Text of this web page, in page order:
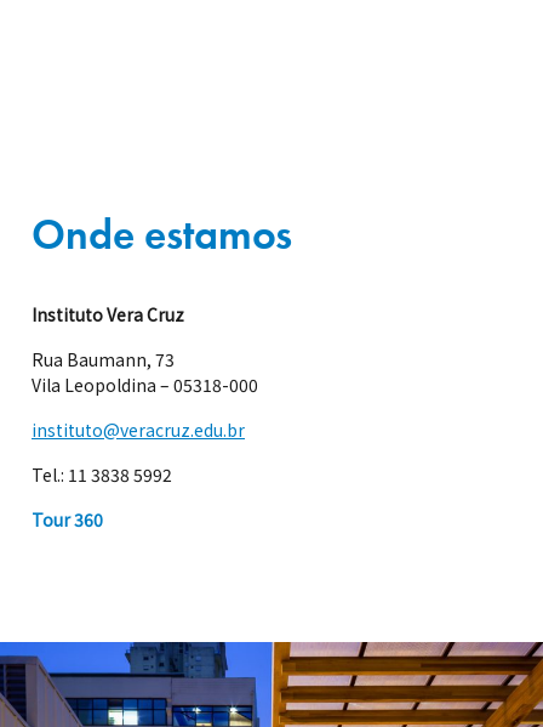
Onde estamos
Instituto Vera Cruz
Rua Baumann, 73
Vila Leopoldina – 05318-000
instituto@veracruz.edu.br
Tel.: 11 3838 5992
Tour 360